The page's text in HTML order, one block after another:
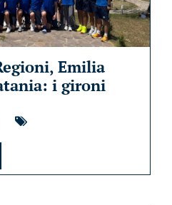
Emilia
i gironi